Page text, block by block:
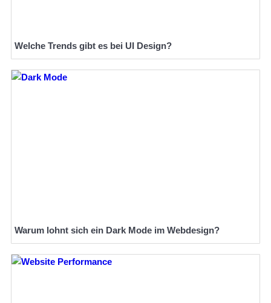
Welche Trends gibt es bei UI Design?
Warum lohnt sich ein Dark Mode im Webdesign?